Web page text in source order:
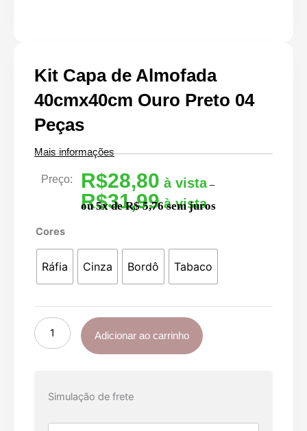
Kit Capa de Almofada
40cmx40cm Ouro Preto 04
Peças
Mais informações
Preço: R$28,80 –
R$31,99
Faixa
preço:
ou 5x de R$ 5,76 sem juros
Cores
Ráfia Cinza Bordô Tabaco
Kit
Capa
de
Preto
04
Adicionar ao carrinho
Simulação de frete